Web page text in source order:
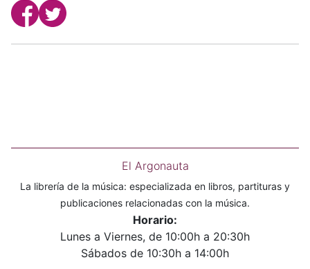
El Argonauta
La librería de la música: especializada en libros, partituras y
publicaciones relacionadas con la música.
Horario:
Lunes a Viernes, de 10:00h a 20:30h
Sábados de 10:30h a 14:00h